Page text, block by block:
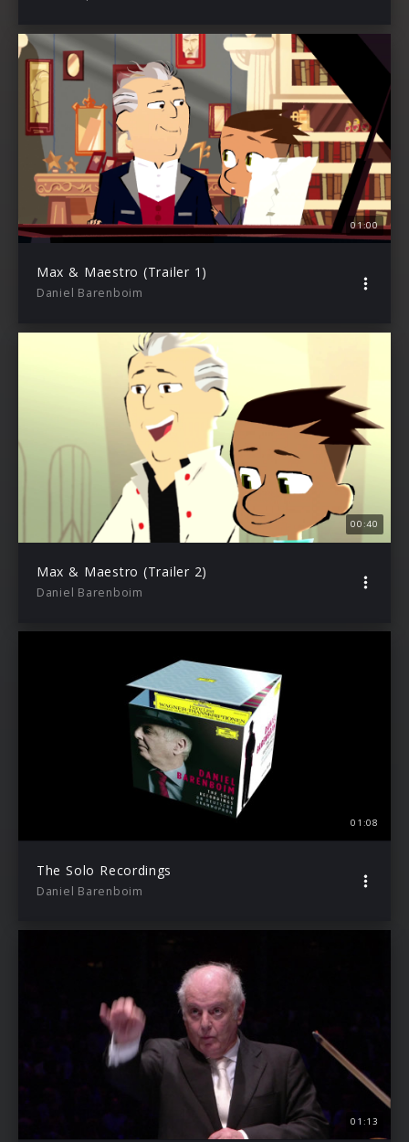
01:00
Max & Maestro (Trailer 1)
Daniel Barenboim
00:40
Max & Maestro (Trailer 2)
Daniel Barenboim
01:08
The Solo Recordings
Daniel Barenboim
01:13